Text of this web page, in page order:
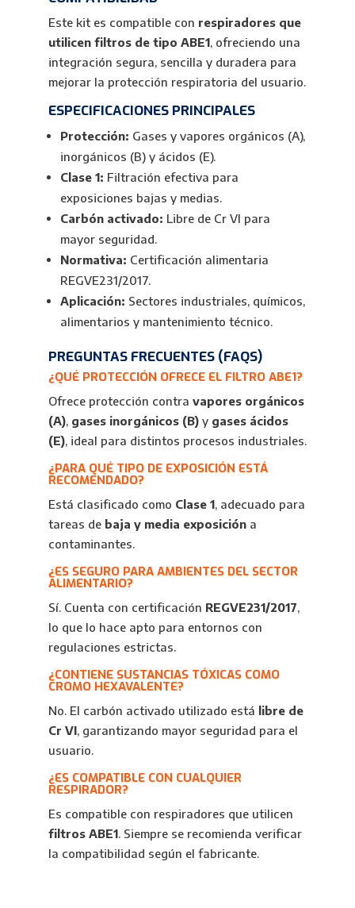
Este kit es compatible con respiradores que
utilicen filtros de tipo ABE1, ofreciendo una
integración segura, sencilla y duradera para
mejorar la protección respiratoria del usuario.
ESPECIFICACIONES PRINCIPALES
Protección: Gases y vapores orgánicos (A),
inorgánicos (B) y ácidos (E).
Clase 1: Filtración efectiva para
exposiciones bajas y medias.
Carbón activado: Libre de Cr VI para
mayor seguridad.
Normativa: Certificación alimentaria
REGVE231/2017.
Aplicación: Sectores industriales, químicos,
alimentarios y mantenimiento técnico.
PREGUNTAS FRECUENTES (FAQS)
¿QUÉ PROTECCIÓN OFRECE EL FILTRO ABE1?
Ofrece protección contra vapores orgánicos
(A), gases inorgánicos (B)y gases ácidos
(E), ideal para distintos procesos industriales.
¿PARA QUÉ TIPO DE EXPOSICIÓN ESTÁ
RECOMENDADO?
Está clasificado como Clase 1, adecuado para
tareas de baja y media exposicióna
contaminantes.
¿ES SEGURO PARA AMBIENTES DEL SECTOR
ALIMENTARIO?
Sí. Cuenta con certificación REGVE231/2017,
lo que lo hace apto para entornos con
regulaciones estrictas.
¿CONTIENE SUSTANCIAS TÓXICAS COMO
CROMO HEXAVALENTE?
No. El carbón activado utilizado está libre de
Cr VI, garantizando mayor seguridad para el
usuario.
¿ES COMPATIBLE CON CUALQUIER
RESPIRADOR?
Es compatible con respiradores que utilicen
filtros ABE1. Siempre se recomienda verificar
la compatibilidad según el fabricante.